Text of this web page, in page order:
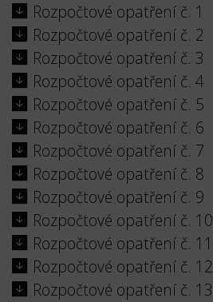
Rozpočtové opatření č. 1
Rozpočtové opatření č. 2
Rozpočtové opatření č. 3
Rozpočtové opatření č. 4
Rozpočtové opatření č. 5
Rozpočtové opatření č. 6
Rozpočtové opatření č. 7
Rozpočtové opatření č. 8
Rozpočtové opatření č. 9
Rozpočtové opatření č. 10
Rozpočtové opatření č. 11
Rozpočtové opatření č. 12
Rozpočtové opatření č. 13